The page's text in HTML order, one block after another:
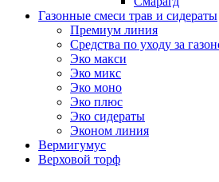
Газонные смеси трав и сидераты
Премиум линия
Средства по уходу за
Эко макси
Эко микс
Эко моно
Эко плюс
Эко сидераты
Эконом линия
Вермигумус
Верховой торф